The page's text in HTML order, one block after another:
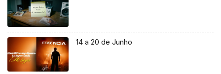
14 a 20 de Junho